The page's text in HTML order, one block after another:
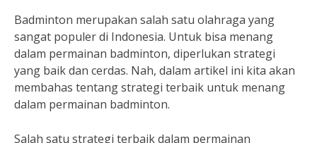
Badminton merupakan salah satu olahraga yang
sangat populer di Indonesia. Untuk bisa menang
dalam permainan badminton, diperlukan strategi
yang baik dan cerdas. Nah, dalam artikel ini kita akan
membahas tentang strategi terbaik untuk menang
dalam permainan badminton.
Salah satu strategi terbaik dalam permainan